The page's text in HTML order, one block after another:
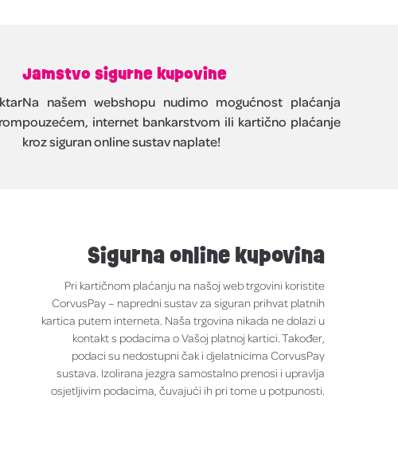
Jamstvo sigurne kupovine
Na našem webshopu nudimo mogućnost plaćanja
pouzećem, internet bankarstvom ili kartično plaćanje
kroz siguran online sustav naplate!
Sigurna online kupovina
Pri kartičnom plaćanju na našoj web trgovini koristite
CorvusPay – napredni sustav za siguran prihvat platnih
kartica putem interneta. Naša trgovina nikada ne dolazi u
kontakt s podacima o Vašoj platnoj kartici. Također,
podaci su nedostupni čak i djelatnicima CorvusPay
sustava. Izolirana jezgra samostalno prenosi i upravlja
osjetljivim podacima, čuvajući ih pri tome u potpunosti.